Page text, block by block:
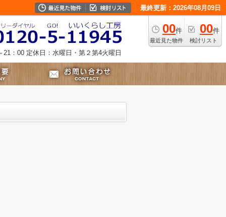
最終更新：2026年08月09日
00件
最近見た物件
00件
検討リスト
21：00 定休日：水曜日・第２第4火曜日